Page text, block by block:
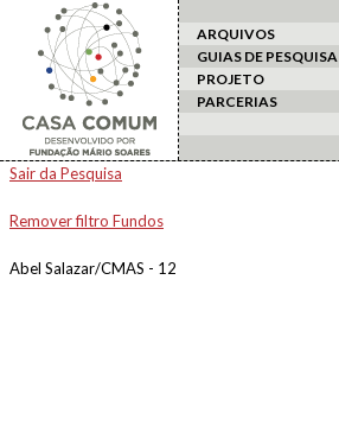
ARQUIVOS
GUIAS DE PESQUISA
PROJETO
PARCERIAS
Sair da Pesquisa
Remover filtro Fundos
Abel Salazar/CMAS - 12